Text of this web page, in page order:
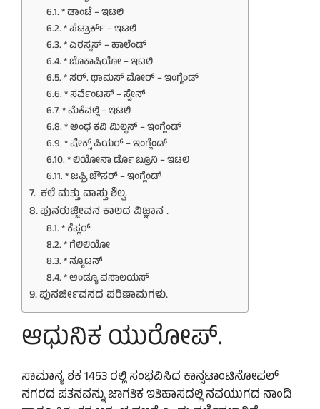
* ಡಾಂಟೆ – ಇಟಲಿ
* ಪೆಟ್ರಾರ್ಕ್ – ಇಟಲಿ
* ಎರಸ್ಮಸ್ – ಹಾಲೆಂಡ್
* ಬೊಕಾಷಿಯೋ – ಇಟಲಿ
* ಸರ್. ಥಾಮಸ್ ಮೋರ್ – ಇಂಗ್ಲೆಂಡ್
* ಸರ್ವೆಂಟಸ್ – ಸ್ಪೇನ್
* ಮೆಕೆವಲ್ಲಿ – ಇಟಲಿ
* ಅಂಧ ಕವಿ ಮಿಲ್ಟನ್ – ಇಂಗ್ಲೆಂಡ್
* ಷೇಕ್ಸ್ ಪಿಯರ್ – ಇಂಗ್ಲೆಂಡ್
* ಲಿಯೋನಾ ರ್ಡೊ ಬ್ರೂನಿ – ಇಟಲಿ
* ಜಫ್ರಿ ಚೌಸರ್ – ಇಂಗ್ಲೆಂಡ್
ಕಲೆ ಮತ್ತು ವಾಸ್ತು ಶಿಲ್ಪ.
ಪುನರುಜ್ಜೀವನ ಕಾಲದ ವಿಜ್ಞಾನ .
* ಕೆಪ್ಲರ್
* ಗೆಲಿಲಿಯೋ
* ನ್ಯೂಟನ್
* ಆಂಡ್ಯೂ ವಸಾಲಯಸ್
ಪುನರ್ಜೀವನದ ಪರಿಣಾಮಗಳು.
ಆಧುನಿಕ ಯುರೋಪ್.
ಸಾಮಾನ್ಯ ಶಕ 1453 ರಲ್ಲಿ ಸಂಭವಿಸಿದ ಕಾನ್ಸಟಾಂಟಿನೋಪಲ್
ನಗರದ ಪತನವನ್ನು ಜಾಗತಿಕ ಇತಿಹಾಸದಲ್ಲಿ ನವಯುಗದ ನಾಂದಿ